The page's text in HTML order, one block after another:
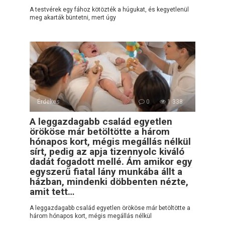
A testvérek egy fához kötözték a húgukat, és kegyetlenül
meg akarták büntetni, mert úgy
Érdekes 0 1 338
A leggazdagabb család egyetlen
örököse már betöltötte a három
hónapos kort, mégis megállás nélkül
sírt, pedig az apja tizennyolc kiváló
dadát fogadott mellé. Ám amikor egy
egyszerű fiatal lány munkába állt a
házban, mindenki döbbenten nézte,
amit tett…
A leggazdagabb család egyetlen örököse már betöltötte a
három hónapos kort, mégis megállás nélkül